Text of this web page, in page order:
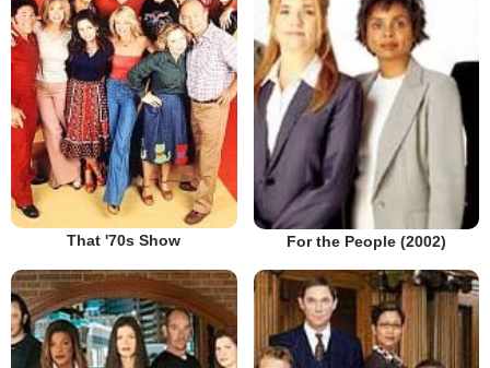
That '70s Show For the People (2002)